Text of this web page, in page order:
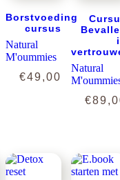
€149,00
Borstvoeding
cursus
Natural
M'oummies
€49,00
Natural
€